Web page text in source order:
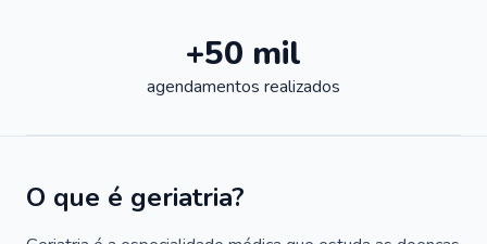
+50 mil
agendamentos realizados
O que é geriatria?